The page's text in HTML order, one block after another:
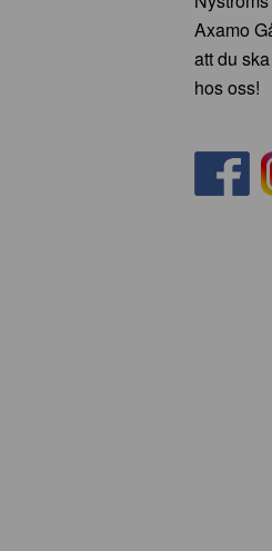
Axamo
att du
hos oss!